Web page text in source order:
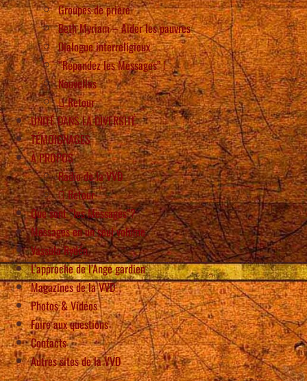
Groupes de prière
Beth Myriam – Aider les pauvres
Dialogue interreligieux
“Répandez les Messages” !
Nouvelles
Retour
UNITÉ DANS LA DIVERSITÉ
TÉMOIGNAGES
À PROPOS
Radio de la VVD
Retour
Que sont “les Messages”?
Messages en un seul volume
Vassula Rydén
L’approche de l’Ange gardien
Magazines de la VVD
Photos & Vidéos
Foire aux questions
Contacts
Autres sites de la VVD